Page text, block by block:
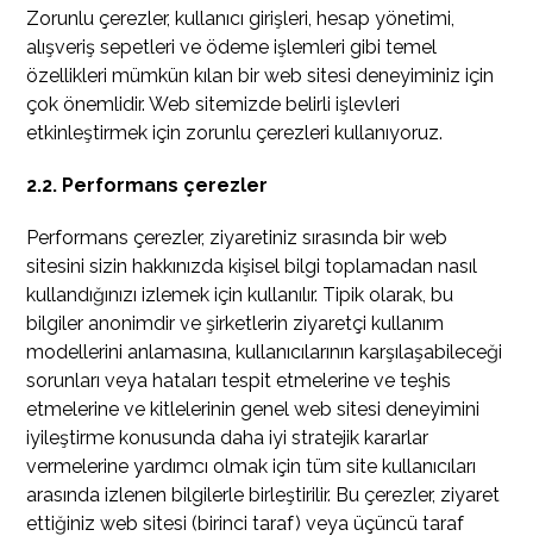
Zorunlu çerezler, kullanıcı girişleri, hesap yönetimi,
alışveriş sepetleri ve ödeme işlemleri gibi temel
özellikleri mümkün kılan bir web sitesi deneyiminiz için
çok önemlidir. Web sitemizde belirli işlevleri
etkinleştirmek için zorunlu çerezleri kullanıyoruz.
2.2. Performans çerezler
Performans çerezler, ziyaretiniz sırasında bir web
sitesini sizin hakkınızda kişisel bilgi toplamadan nasıl
kullandığınızı izlemek için kullanılır. Tipik olarak, bu
bilgiler anonimdir ve şirketlerin ziyaretçi kullanım
modellerini anlamasına, kullanıcılarının karşılaşabileceği
sorunları veya hataları tespit etmelerine ve teşhis
etmelerine ve kitlelerinin genel web sitesi deneyimini
iyileştirme konusunda daha iyi stratejik kararlar
vermelerine yardımcı olmak için tüm site kullanıcıları
arasında izlenen bilgilerle birleştirilir. Bu çerezler, ziyaret
ettiğiniz web sitesi (birinci taraf) veya üçüncü taraf